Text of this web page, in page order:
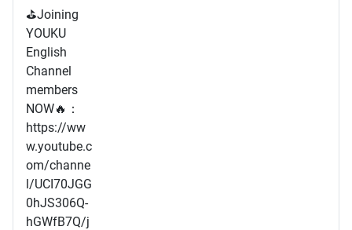
⛳Joining
YOUKU
English
Channel
members
NOW🔥：
https://ww
w.youtube.c
om/channe
l/UCI70JGG
0hJS306Q-
hGWfB7Q/j